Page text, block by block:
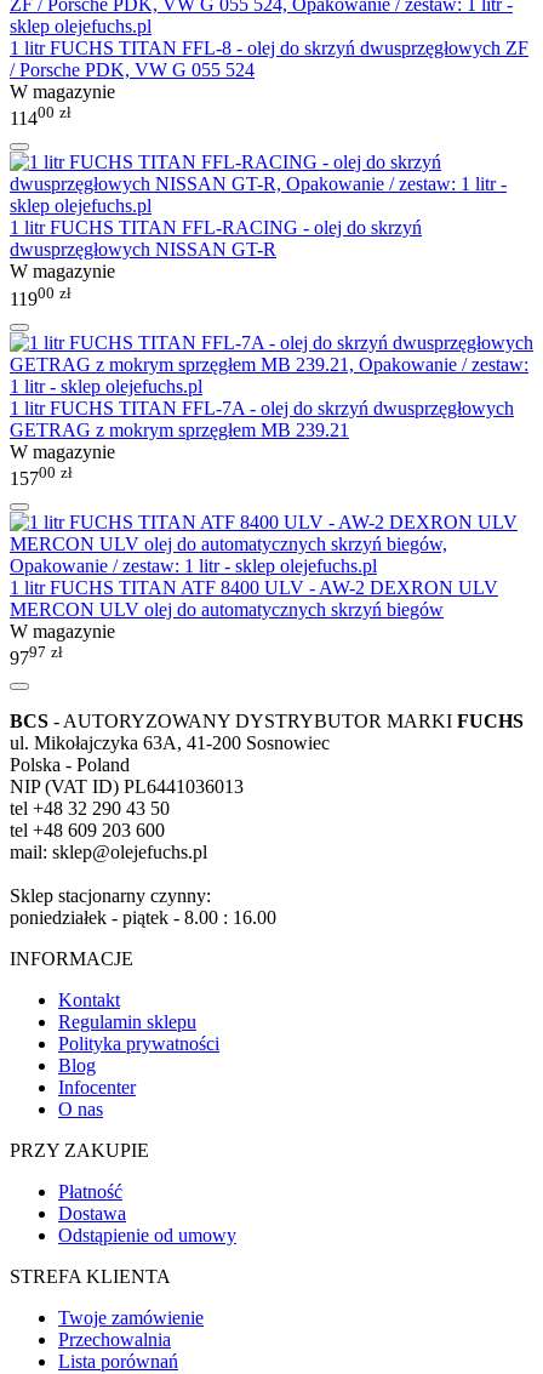
1 litr FUCHS TITAN FFL-8 - olej do skrzyń dwusprzęgłowych ZF
/ Porsche PDK, VW G 055 524
W magazynie
11400 zł
1 litr FUCHS TITAN FFL-RACING - olej do skrzyń
dwusprzęgłowych NISSAN GT-R
W magazynie
11900 zł
1 litr FUCHS TITAN FFL-7A - olej do skrzyń dwusprzęgłowych
GETRAG z mokrym sprzęgłem MB 239.21
W magazynie
15700 zł
1 litr FUCHS TITAN ATF 8400 ULV - AW-2 DEXRON ULV
MERCON ULV olej do automatycznych skrzyń biegów
W magazynie
9797 zł
BCS - AUTORYZOWANY DYSTRYBUTOR MARKI FUCHS
ul. Mikołajczyka 63A, 41-200 Sosnowiec
Polska - Poland
NIP (VAT ID) PL6441036013
tel +48 32 290 43 50
tel +48 609 203 600
mail: sklep@olejefuchs.pl
Sklep stacjonarny czynny:
poniedziałek - piątek - 8.00 : 16.00
INFORMACJE
Kontakt
Regulamin sklepu
Polityka prywatności
Blog
Infocenter
O nas
PRZY ZAKUPIE
Płatność
Dostawa
Odstąpienie od umowy
STREFA KLIENTA
Twoje zamówienie
Przechowalnia
Lista porównań